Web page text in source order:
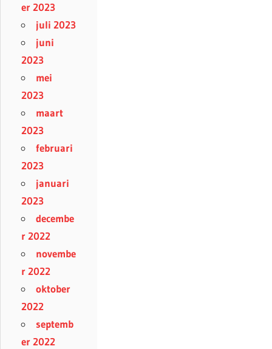
er 2023
juli 2023
juni
2023
mei
2023
maart
2023
februari
2023
januari
2023
decembe
r 2022
novembe
r 2022
oktober
2022
septemb
er 2022